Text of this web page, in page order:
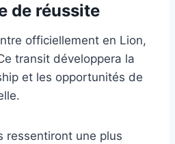
de réussite
officiellement en Lion,
transit développera la
et les opportunités de
ressentiront une plus